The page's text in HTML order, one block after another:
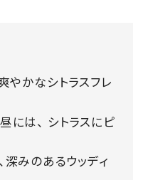
ププログラム
と特典を無料で楽し
やかなシトラスフレ
には、 シトラスにピ
深みのあるウッディ